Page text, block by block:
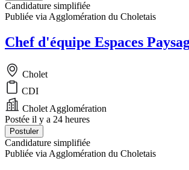
Candidature simplifiée
Publiée via Agglomération du Choletais
Chef d'équipe Espaces
Cholet
CDI
Cholet Agglomération
Postée il y a 24 heures
Postuler
Candidature simplifiée
Publiée via Agglomération du Choletais